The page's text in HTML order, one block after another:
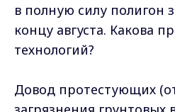
в полную силу полигон
концу августа. Какова
технологий?
Довод протестующих